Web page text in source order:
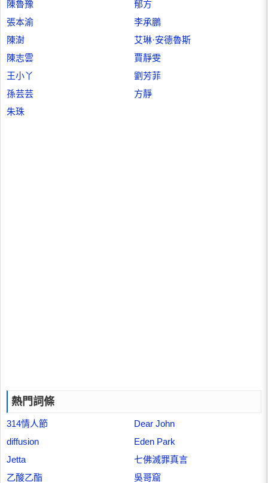
陳魯豫
郁方
張本渝
李承鵬
陳澍
艾琳·安德魯斯
陳志雲
賈靜雯
王小丫
劉芳菲
孫芸芸
方靜
朱珠
熱門詞條
314情人節
Dear John
diffusion
Eden Park
Jetta
七佛滅罪真言
乙酸乙酯
吳哥窟